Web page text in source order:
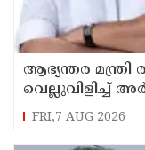
ആഭ്യന്തര
വെല്ലുവിളിച്ച്
വളർന്ന പാർട്ടി
FRI,7 AUG 2026